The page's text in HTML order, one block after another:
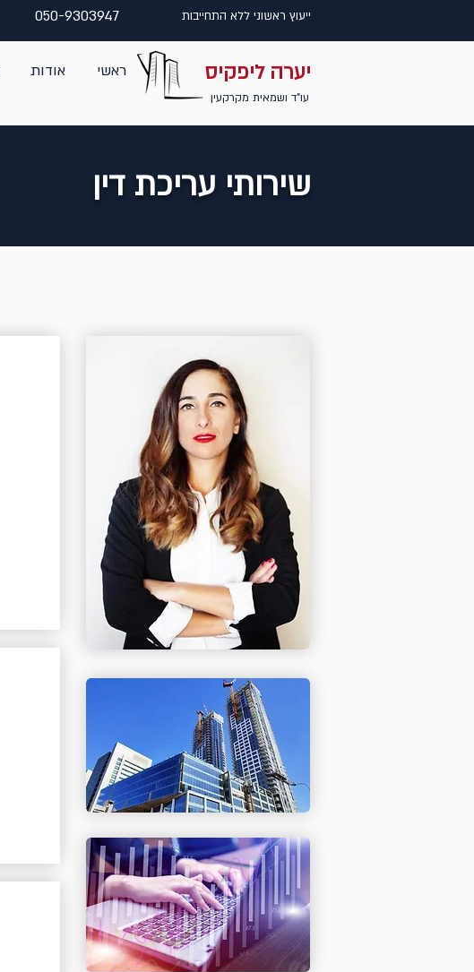
050-9303947 ייעוץ ראשוני ללא התחייבות
ראשי אודות יערה ליפקיס
עו"ד ושמאית מקרקעין
שירותי עריכת דין